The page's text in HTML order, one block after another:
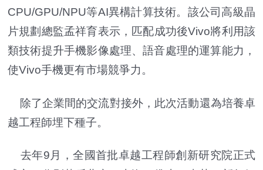
CPU/GPU/NPU等AI異構計算技術。該公司高級晶
片規劃總監孟祥育表示，匹配成功後Vivo將利用該
類技術提升手機影像處理、語音處理的運算能力，
使Vivo手機更有市場競爭力。
除了企業間的交流對接外，此次活動還為培養卓
越工程師埋下種子。
去年9月，全國首批卓越工程師創新研究院正式